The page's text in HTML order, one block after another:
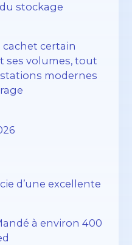
stockage
cachet certain
ses volumes, tout
modernes
d’une excellente
à environ 400